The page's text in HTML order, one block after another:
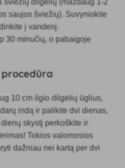
saujos šviežių). Suvyniokite
į vandenį.
30 minučių, o pabaigoje
10 cm ilgio dilgėlių ūglius,
indą ir palikite dvi dienas,
skystį perkoškite ir
Tokios valomosios
dažniau nei kartą per dvi